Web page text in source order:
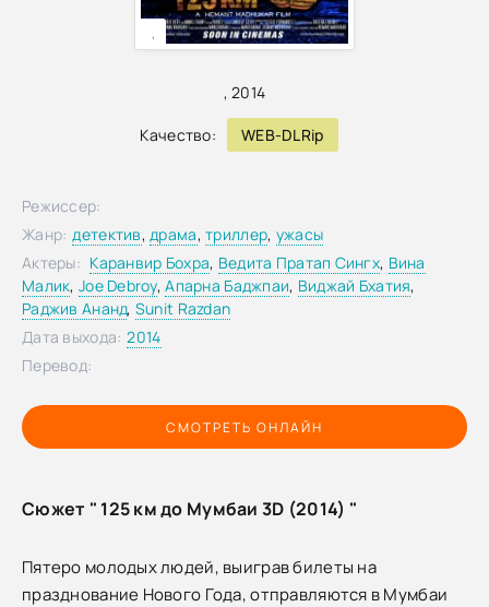
,2014
Качество: WEB-DLRip
,
СМОТРЕТЬ ОНЛАЙН
Режиссер:
Жанр: детектив,драма,триллер, ужасы
Актеры: Каранвир Бохра, Ведита Пратап Сингх, Вина
Малик, Joe Debroy,Апарна Баджпаи, Виджай Бхатия,
Раджив Ананд, Sunit Razdan
Дата выхода: 2014
Перевод:
Сюжет " 125 км до Мумбаи 3D (2014) "
Пятеро молодых людей, выиграв билеты на
празднование Нового Года, отправляются в Мумбаи